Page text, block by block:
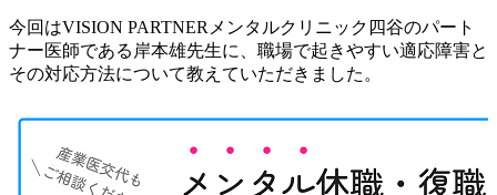
今回はVISION PARTNERメンタルクリニック四谷のパート
ナー医師である岸本雄先生に、職場で起きやすい適応障害と
その対応方法について教えていただきました。